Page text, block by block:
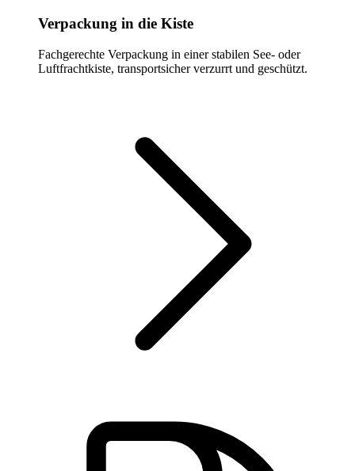
Verpackung in die Kiste
Fachgerechte Verpackung in einer stabilen See- oder
Luftfrachtkiste, transportsicher verzurrt und geschützt.